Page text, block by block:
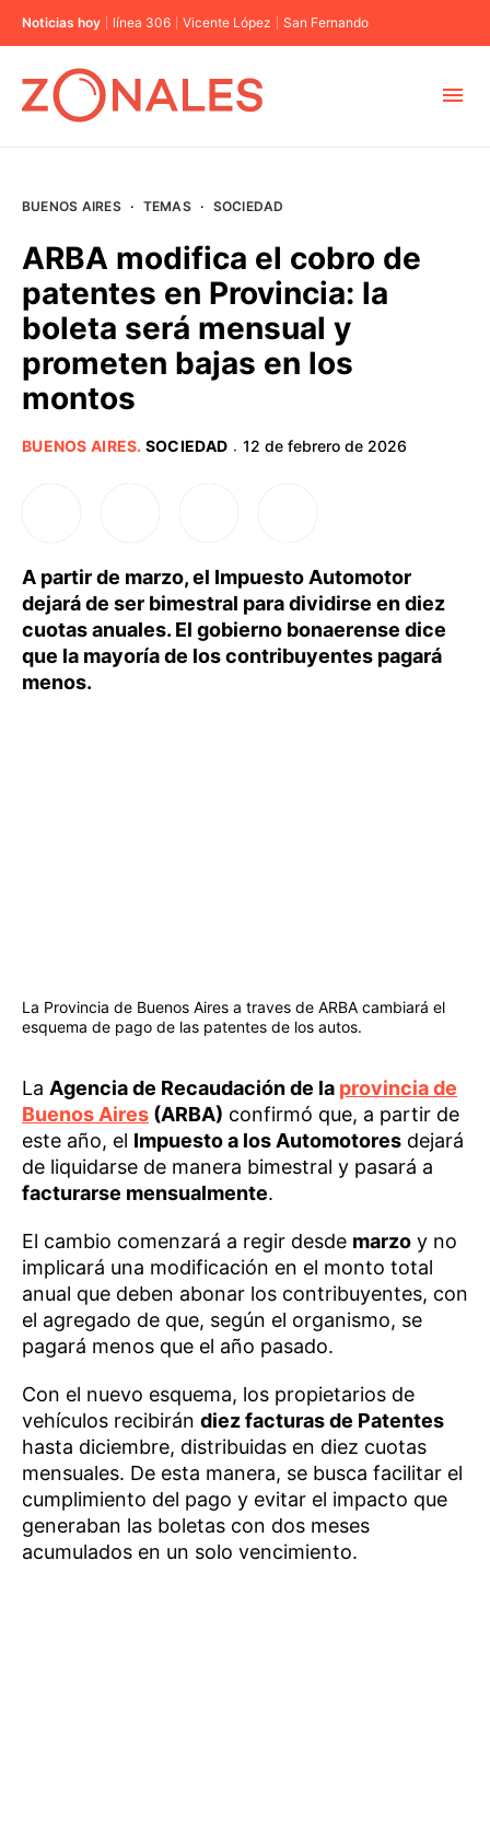
Noticias hoy línea 306 Vicente López San Fernando
BUENOS AIRES
PROVINCIAS
BUENOS AIRES · TEMAS · SOCIEDAD
ARBA modifica el cobro de
patentes en Provincia: la
boleta será mensual y
prometen bajas en los
montos
BUENOS AIRES. SOCIEDAD · 12 de febrero de 2026
A partir de marzo, el Impuesto Automotor
dejará de ser bimestral para dividirse en diez
cuotas anuales. El gobierno bonaerense dice
que la mayoría de los contribuyentes pagará
menos.
La Provincia de Buenos Aires a traves de ARBA cambiará el
esquema de pago de las patentes de los autos.
La Agencia de Recaudación de la provincia de
Buenos Aires (ARBA) confirmó que, a partir de
este año, el Impuesto a los Automotores dejará
de liquidarse de manera bimestral y pasará a
facturarse mensualmente.
El cambio comenzará a regir desde marzo y no
implicará una modificación en el monto total
anual que deben abonar los contribuyentes, con
el agregado de que, según el organismo, se
pagará menos que el año pasado.
Con el nuevo esquema, los propietarios de
vehículos recibirán diez facturas de Patentes
hasta diciembre, distribuidas en diez cuotas
mensuales. De esta manera, se busca facilitar el
cumplimiento del pago y evitar el impacto que
generaban las boletas con dos meses
acumulados en un solo vencimiento.